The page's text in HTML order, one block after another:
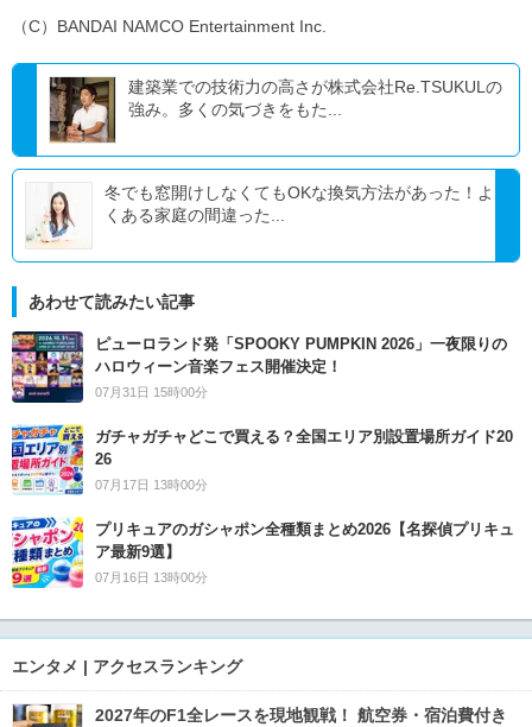
（C）BANDAI NAMCO Entertainment Inc.
建築業での技術力の高さが株式会社Re.TSUKULの
強み。多くの気づきをもた...
冬でも窓開けしなくてもOKな換気方法があった！よ
くある家庭の間違った...
あわせて読みたい記事
ピューロランド発「SPOOKY PUMPKIN 2026」一夜限りの
ハロウィーン音楽フェス開催決定！
07月31日 15時00分
ガチャガチャどこで買える？全国エリア別設置場所ガイド20
26
07月17日 13時00分
プリキュアのガシャポン全種類まとめ2026【名探偵プリキュ
ア最新9選】
07月16日 13時00分
エンタメ | アクセスランキング
2027年のF1全レースを現地観戦！ 航空券・宿泊費付き